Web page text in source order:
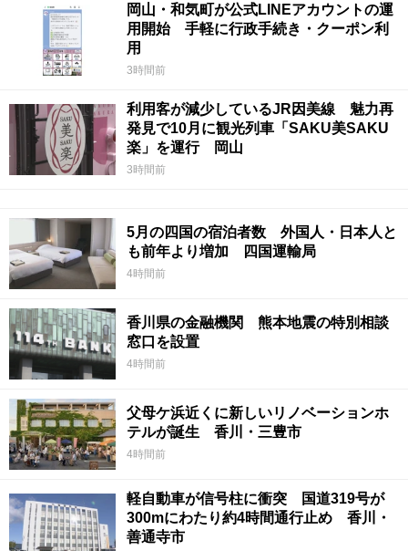
岡山・和気町が公式LINEアカウントの運
用開始 手軽に行政手続き・クーポン利
用
3時間前
利用客が減少しているJR因美線 魅力再
発見で10月に観光列車「SAKU美SAKU
楽」を運行 岡山
3時間前
5月の四国の宿泊者数 外国人・日本人と
も前年より増加 四国運輸局
4時間前
香川県の金融機関 熊本地震の特別相談
窓口を設置
4時間前
父母ケ浜近くに新しいリノベーションホ
テルが誕生 香川・三豊市
4時間前
軽自動車が信号柱に衝突 国道319号が
300mにわたり約4時間通行止め 香川・
善通寺市